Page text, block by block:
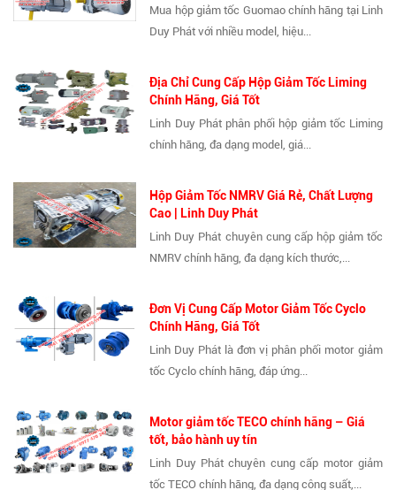
Mua hộp giảm tốc Guomao chính hãng tại Linh
Duy Phát với nhiều model, hiệu...
Địa Chỉ Cung Cấp Hộp Giảm Tốc Liming
Chính Hãng, Giá Tốt
Linh Duy Phát phân phối hộp giảm tốc Liming
chính hãng, đa dạng model, giá...
Hộp Giảm Tốc NMRV Giá Rẻ, Chất Lượng
Cao | Linh Duy Phát
Linh Duy Phát chuyên cung cấp hộp giảm tốc
NMRV chính hãng, đa dạng kích thước,...
Đơn Vị Cung Cấp Motor Giảm Tốc Cyclo
Chính Hãng, Giá Tốt
Linh Duy Phát là đơn vị phân phối motor giảm
tốc Cyclo chính hãng, đáp ứng...
Motor giảm tốc TECO chính hãng – Giá
tốt, bảo hành uy tín
Linh Duy Phát chuyên cung cấp motor giảm
tốc TECO chính hãng, đa dạng công suất,...